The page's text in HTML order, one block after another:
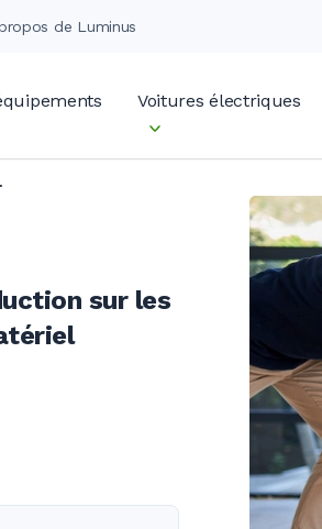
de Luminus
Voitures électriques
Dockx Boxes
sur les